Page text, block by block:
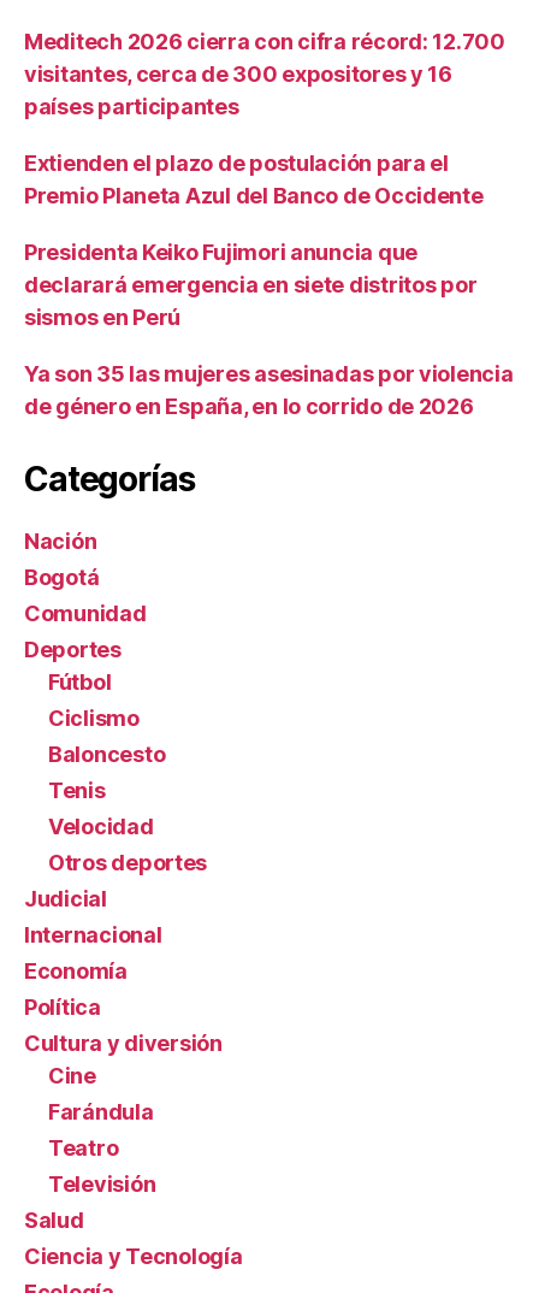
Meditech 2026 cierra con cifra récord: 12.700
visitantes, cerca de 300 expositores y 16
países participantes
Extienden el plazo de postulación para el
Premio Planeta Azul del Banco de Occidente
Presidenta Keiko Fujimori anuncia que
declarará emergencia en siete distritos por
sismos en Perú
Ya son 35 las mujeres asesinadas por violencia
de género en España, en lo corrido de 2026
Categorías
Nación
Bogotá
Comunidad
Deportes
Fútbol
Ciclismo
Baloncesto
Tenis
Velocidad
Otros deportes
Judicial
Internacional
Economía
Política
Cultura y diversión
Cine
Farándula
Teatro
Televisión
Salud
Ciencia y Tecnología